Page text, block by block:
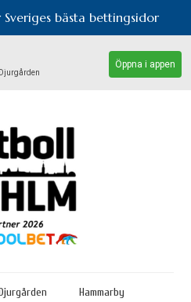
bästa bettingsidor
Öppna i appen
Hammarby